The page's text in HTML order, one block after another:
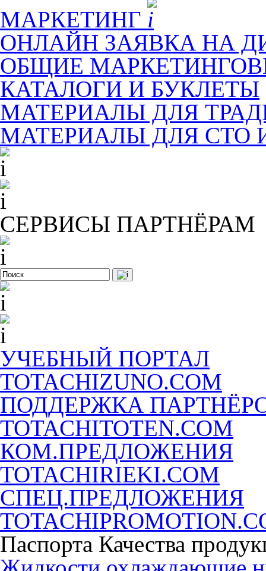
МАРКЕТИНГ
ОНЛАЙН ЗАЯВКА НА
ОБЩИЕ
КАТАЛОГИ И БУКЛЕТЫ
МАТЕРИАЛЫ ДЛЯ
МАТЕРИАЛЫ ДЛЯ СТО
СЕРВИСЫ ПАРТНЁРАМ
УЧЕБНЫЙ ПОРТАЛ
TOTACHIZUNO.COM
ПОДДЕРЖКА
TOTACHITOTEN.COM
КОМ.ПРЕДЛОЖЕНИЯ
TOTACHIRIEKI.COM
СПЕЦ.ПРЕДЛОЖЕНИЯ
Паспорта Качества